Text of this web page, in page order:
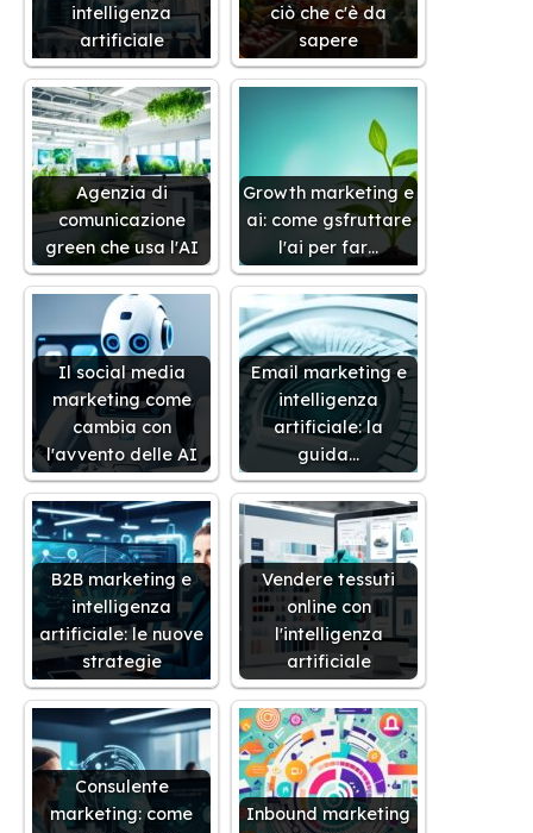
intelligenza
artificiale
ciò che c'è da
sapere
Agenzia di
comunicazione
green che usa l'AI
Growth marketing e
ai: come gsfruttare
l'ai per far…
Il social media
marketing come
cambia con
l'avvento delle AI
Email marketing e
intelligenza
artificiale: la
guida…
B2B marketing e
intelligenza
artificiale: le nuove
strategie
Vendere tessuti
online con
l'intelligenza
artificiale
Consulente
marketing: come
Inbound marketing